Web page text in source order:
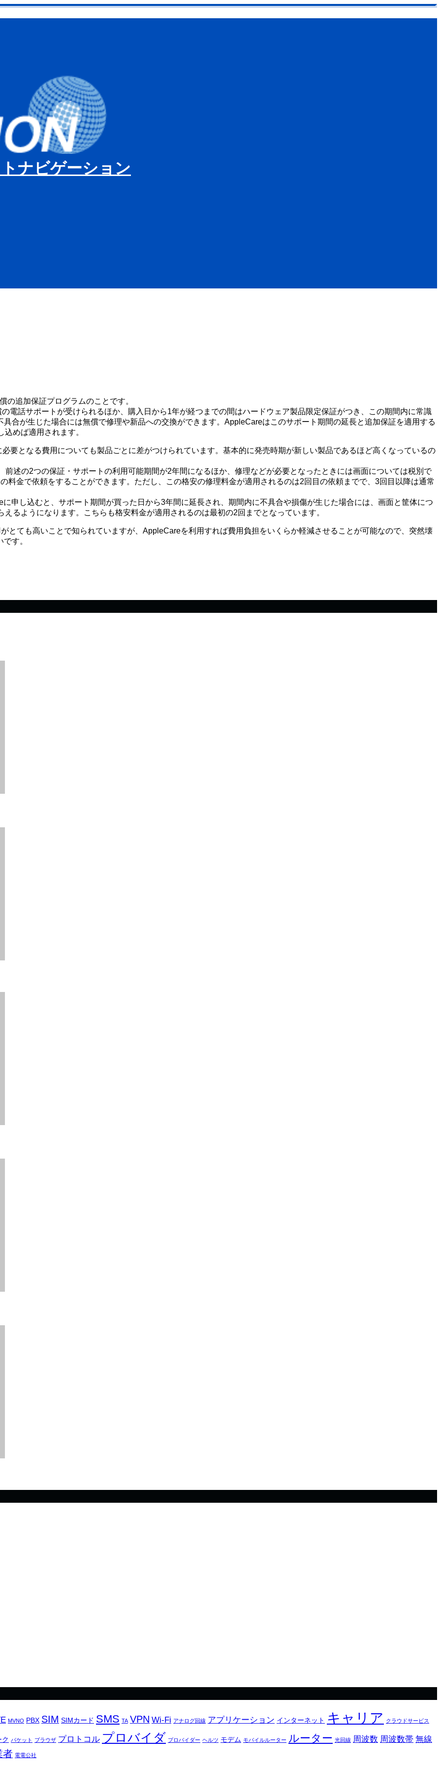
追加保証プログラムのことです。
電話サポートが受けられるほか、購入日から1年が経つまでの間はハードウェア製品限定保証がつき、この期間内に常識
合が生じた場合には無償で修理や新品への交換ができます。AppleCareはこのサポート期間の延長と追加保証を適用する
めば適用されます。
要となる費用についても製品ごとに差がつけられています。基本的に発売時期が新しい製品であるほど高くなっているの
述の2つの保証・サポートの利用可能期間が2年間になるほか、修理などが必要となったときには画面については税別で
料金で依頼をすることができます。ただし、この格安の修理料金が適用されるのは2回目の依頼までで、3回目以降は通常
申し込むと、サポート期間が買った日から3年間に延長され、期間内に不具合や損傷が生じた場合には、画面と筐体につ
るようになります。こちらも格安料金が適用されるのは最初の2回までとなっています。
とても高いことで知られていますが、AppleCareを利用すれば費用負担をいくらか軽減させることが可能なので、突然壊
す。
MVNO PBX SIM SIMカード SMS TA VPN Wi-Fi アナログ回線 アプリケーション インターネット キャリア クラウドサービス
パケット ブラウザ プロトコル プロバイダ プロバイダー ヘルツ モデム モバイルルーター ルーター 光回線 周波数 周波数帯 無線
者 電電公社